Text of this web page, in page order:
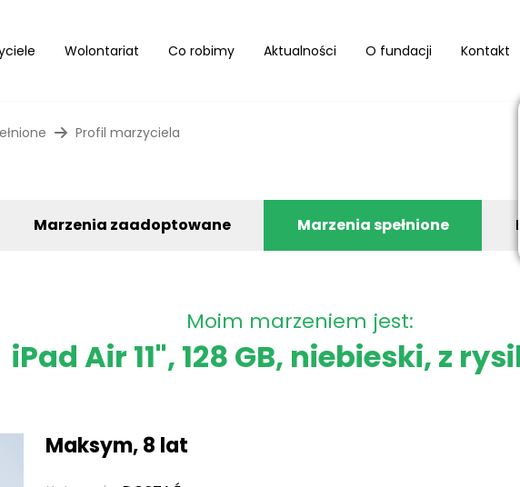
Wolontariat Co robimy Aktualności O fundacji Kontakt
Profil marzyciela
Marzenia zaadoptowane Marzenia spełnione
Moim marzeniem jest:
iPad Air 11", 128 GB, niebieski, z
Maksym, 8 lat